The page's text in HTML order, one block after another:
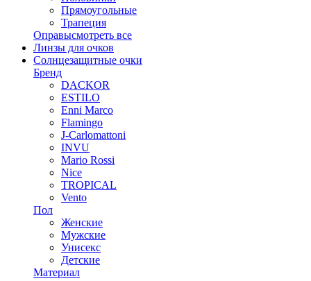
Прямоугольные
Трапеция
Оправысмотреть все
Линзы для очков
Солнцезащитные очки
Бренд
DACKOR
ESTILO
Enni Marco
Flamingo
J-Carlomattoni
INVU
Mario Rossi
Nice
TROPICAL
Vento
Пол
Женские
Мужские
Унисекс
Детские
Материал